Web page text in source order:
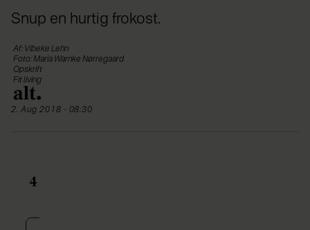
Snup en hurtig frokost.
Af: Vibeke Lehn
Foto: Maria Warnke Nørregaard
Opskrift
Fit living
2. Aug 2018 - 08:30
4